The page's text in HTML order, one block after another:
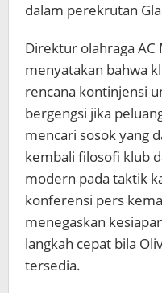
dalam perekrutan
Direktur olahraga AC
menyatakan bahwa
rencana kontinjensi
bergengsi jika
mencari sosok yang
kembali filosofi klub
modern pada taktik
konferensi pers
menegaskan
langkah cepat bila
tersedia.